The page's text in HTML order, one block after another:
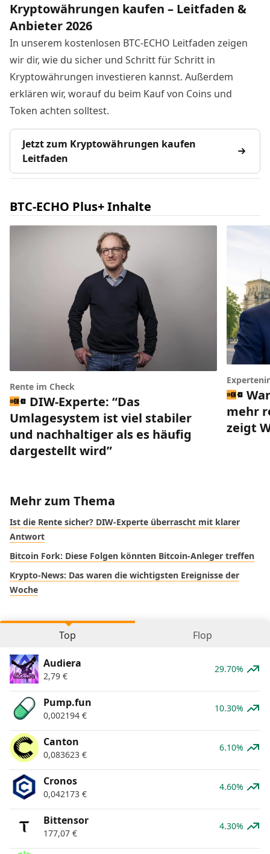
Kryptowährungen kaufen – Leitfaden &
Anbieter 2026
In unserem kostenlosen BTC-ECHO Leitfaden zeigen
wir dir, wie du sicher und Schritt für Schritt in
Kryptowährungen investieren kannst. Außerdem
erklären wir, worauf du beim Kauf von Coins und
Token achten solltest.
Jetzt zum Kryptowährungen kaufen
Leitfaden
BTC-ECHO Plus+ Inhalte
Rente im Check
DIW-Experte: “Das
Umlagesystem ist viel stabiler
und nachhaltiger als es häufig
dargestellt wird”
mehr
zeigt
Mehr zum Thema
Ist die Rente sicher? DIW-Experte überrascht mit klarer
Antwort
Bitcoin Fork: Diese Folgen könnten Bitcoin-Anleger treffen
Krypto-News: Das waren die wichtigsten Ereignisse der
Woche
Top Flop
Audiera
2,79 €
29.70%
Pump.fun
0,002194 €
10.30%
Canton
0,083623 €
6.10%
Cronos
0,042173 €
4.60%
Bittensor
177,07 €
4.30%